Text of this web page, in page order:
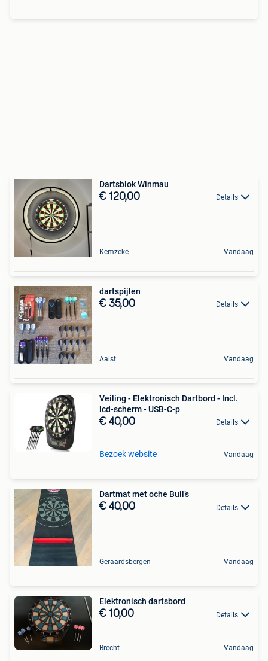
Dartsblok Winmau
€ 120,00 Details
Kemzeke Vandaag
dartspijlen
€ 35,00 Details
Aalst Vandaag
Veiling - Elektronisch Dartbord - Incl.
lcd-scherm - USB-C-p
€ 40,00 Details
Bezoek website Vandaag
Dartmat met oche Bull’s
€ 40,00 Details
Geraardsbergen Vandaag
Elektronisch dartsbord
€ 10,00 Details
Brecht Vandaag